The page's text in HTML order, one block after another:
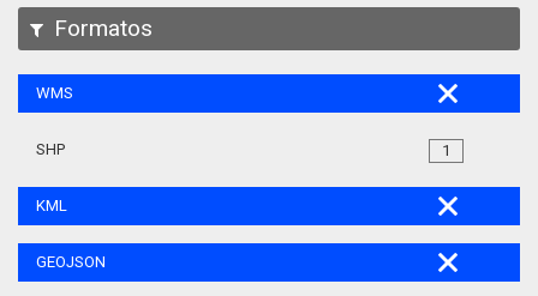
Formatos
WMS
1
SHP
KML
GEOJSON